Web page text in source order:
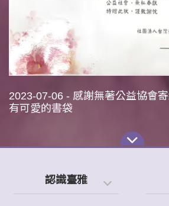
2023-07-06 - 感謝無著公益協會
有可愛的書袋
認識臺雅